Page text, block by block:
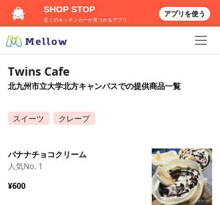
Twins Cafe
北九州市立大学北方キャンパスでの提供商品一覧
スイーツ クレープ
バナナチョコクリーム
人気No. 1
¥600
SHOP STOP
近くのキッチンカーが見つかるアプリ
アプリを使う